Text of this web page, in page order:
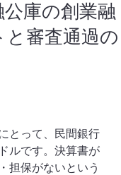
公庫の創業融
と審査通過の
とって、民間銀行
ルです。決算書が
担保がないという